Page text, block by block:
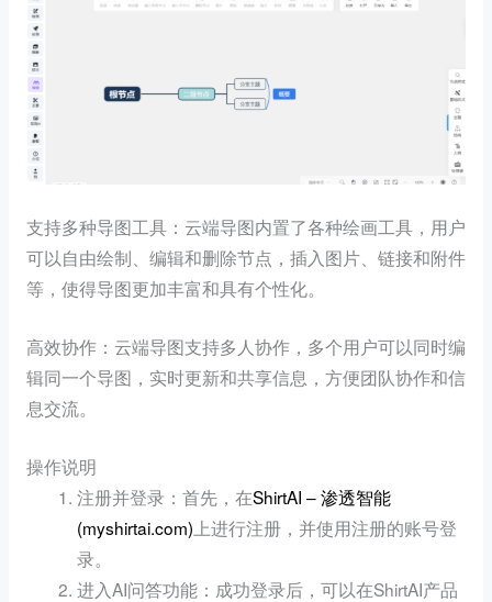
支持多种导图工具：云端导图内置了各种绘画工具，用户
可以自由绘制、编辑和删除节点，插入图片、链接和附件
等，使得导图更加丰富和具有个性化。
高效协作：云端导图支持多人协作，多个用户可以同时编
辑同一个导图，实时更新和共享信息，方便团队协作和信
息交流。
操作说明
注册并登录：首先，在ShirtAI – 渗透智能
(myshirtai.com) 上进行注册，并使用注册的账号登
录。
进入AI问答功能：成功登录后，可以在ShirtAI产品